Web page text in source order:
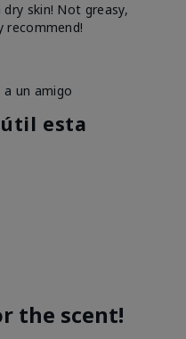
skin! Not greasy,
recommend!
a un amigo
esta
the scent!